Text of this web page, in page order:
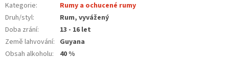
Kategorie:
Rumy a ochucené rumy
Druh/styl:
Rum, vyvážený
Doba zrání:
13 - 16 let
Země lahvování: Guyana
Obsah alkoholu:
40 %